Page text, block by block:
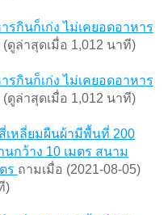
กินก็เก่ง ไม่เคยอดอาหาร
ล่าสุดเมื่อ 1,012 นาที)
กินก็เก่ง ไม่เคยอดอาหาร
ล่าสุดเมื่อ 1,012 นาที)
หลี่ยมผืนผ้ามีพื้นที่ 200
กว้าง 10 เมตร สนาม
ร ถามเมื่อ (2021-08-05)
)